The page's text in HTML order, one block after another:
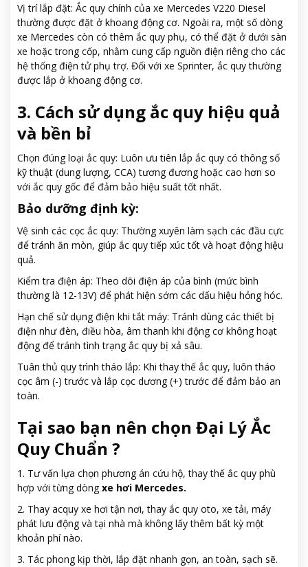
Vị trí lắp đặt: Ắc quy chính của xe Mercedes V220 Diesel
thường được đặt ở khoang động cơ. Ngoài ra, một số dòng
xe Mercedes còn có thêm ắc quy phụ, có thể đặt ở dưới sàn
xe hoặc trong cốp, nhằm cung cấp nguồn điện riêng cho các
hệ thống điện tử phụ trợ. Đối với xe Sprinter, ắc quy thường
được lắp ở khoang động cơ.
3. Cách sử dụng ắc quy hiệu quả
và bền bỉ
Chọn đúng loại ắc quy: Luôn ưu tiên lắp ắc quy có thông số
kỹ thuật (dung lượng, CCA) tương đương hoặc cao hơn so
với ắc quy gốc để đảm bảo hiệu suất tốt nhất.
Bảo dưỡng định kỳ:
Vệ sinh các cọc ắc quy: Thường xuyên làm sạch các đầu cực
để tránh ăn mòn, giúp ắc quy tiếp xúc tốt và hoạt động hiệu
quả.
Kiểm tra điện áp: Theo dõi điện áp của bình (mức bình
thường là 12-13V) để phát hiện sớm các dấu hiệu hỏng hóc.
Hạn chế sử dụng điện khi tắt máy: Tránh dùng các thiết bị
điện như đèn, điều hòa, âm thanh khi động cơ không hoạt
động để tránh tình trạng ắc quy bị xả sâu.
Tuân thủ quy trình tháo lắp: Khi thay thế ắc quy, luôn tháo
cọc âm (-) trước và lắp cọc dương (+) trước để đảm bảo an
toàn.
Tại sao bạn nên chọn Đại Lý Ắc
Quy Chuẩn ?
1. Tư vấn lựa chọn phương án cứu hộ, thay thế ắc quy phù
hợp với từng dòng xe hơi Mercedes.
2. Thay acquy xe hơi tận nơi, thay ắc quy oto, xe tải, máy
phát lưu động và tại nhà mà không lấy thêm bất kỳ một
khoản phí nào.
3. Tác phong kịp thời, lắp đặt nhanh gọn, an toàn, sạch sẽ.